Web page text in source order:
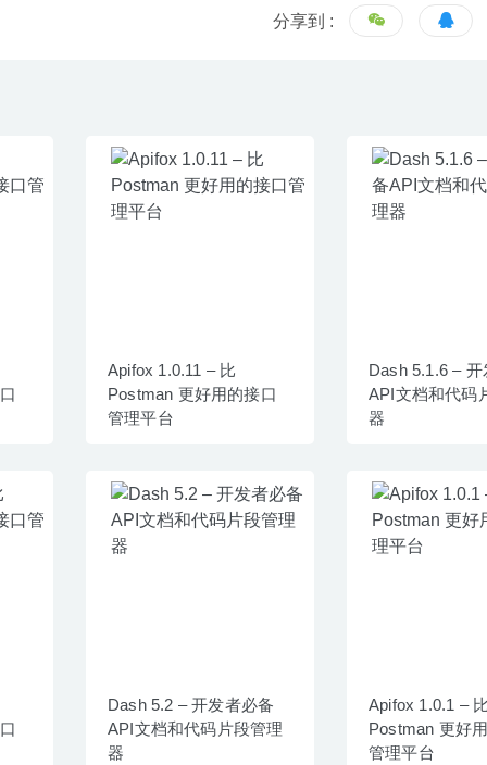
分享到 :
Apifox 1.0.11 – 比
Postman 更好用的接口
管理平台
Dash 5.1.6 –
API文档和代码
器
Dash 5.2 – 开发者必备
API文档和代码片段管理
器
Apifox 1.0.1 –
Postman 更好
管理平台